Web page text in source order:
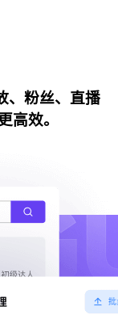
、粉丝、直播
高效。